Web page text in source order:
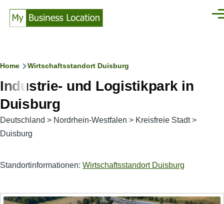
Pfadnavigation
Home Wirtschaftsstandort Duisburg
Industrie- und Logistikpark in
Duisburg
Deutschland > Nordrhein-Westfalen > Kreisfreie Stadt>
Duisburg
Standortinformationen: Wirtschaftsstandort Duisburg